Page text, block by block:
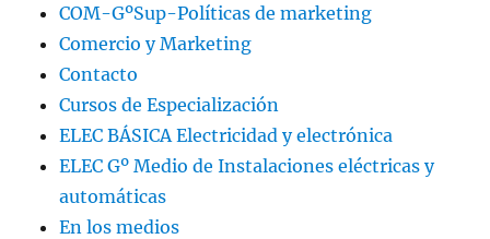
COM-GºSup-Políticas de marketing
Comercio y Marketing
Contacto
Cursos de Especialización
ELEC BÁSICA Electricidad y electrónica
ELEC Gº Medio de Instalaciones eléctricas y
automáticas
En los medios